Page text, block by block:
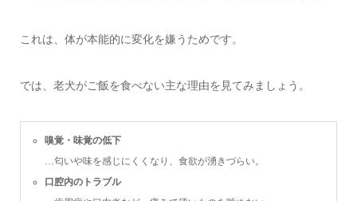
これは、体が本能的に変化を嫌うためです。
では、老犬がご飯を食べない主な理由を見てみましょう。
嗅覚・味覚の低下
…匂いや味を感じにくくなり、食欲が湧きづらい。
口腔内のトラブル